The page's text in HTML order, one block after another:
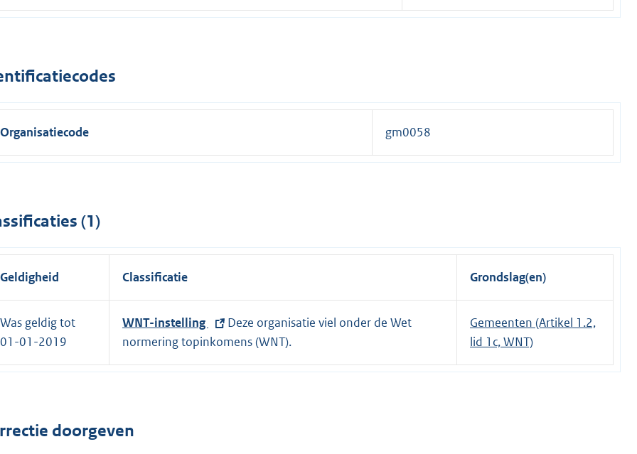
Organisatiecode gm0058
(1)
Geldigheid Classificatie Grondslag(en)
Was geldig tot
01-01-2019
E
x
t
e
WNT-instelling
Deze organisatie viel onder de Wet
normering topinkomens (WNT).
Gemeenten (Artikel 1.2,
lid 1c, WNT)
doorgeven